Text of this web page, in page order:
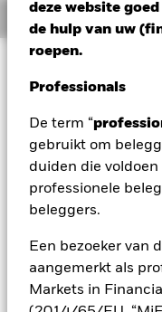
deze website
de hulp van uw
roepen.
Professionals
De term “
gebruikt om
duiden die voldoen
professionele
beleggers.
Een bezoeker van
aangemerkt als
Markets in
Overzicht
Het Fonds streeft naar
activa van het Fonds.
door ten minste 70%
aandeleneffecten
voornamelijk
vastgoed gerichte
investment trusts
het closed-endtype
beheren en vastgoed